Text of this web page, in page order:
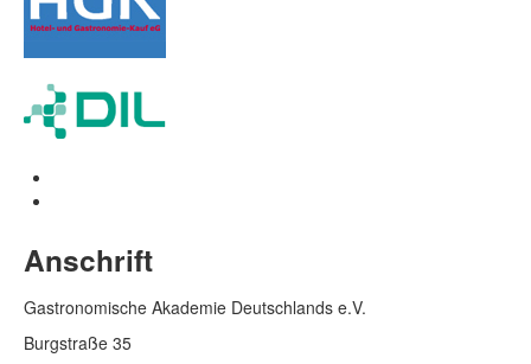
Anschrift
Gastronomische Akademie Deutschlands e.V.
Burgstraße 35